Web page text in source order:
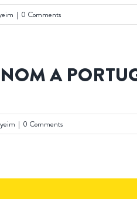
| 0 Comments
A
| 0 Comments